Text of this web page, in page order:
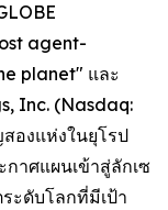
agent-
planet" และ
Inc. (Nasdaq:
องแห่งในยุโรป
กาศแผนเข้าสู่ลักเซ
ะดับโลกที่มีเป้า